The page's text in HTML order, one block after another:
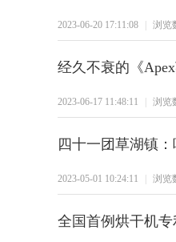
生
2023-06-20 17:11:08 浏览
经久不衰的《
2023-06-17 11:48:11 浏览
四十一团草湖镇
2023-05-01 10:24:11 浏览
全国首例烘干机